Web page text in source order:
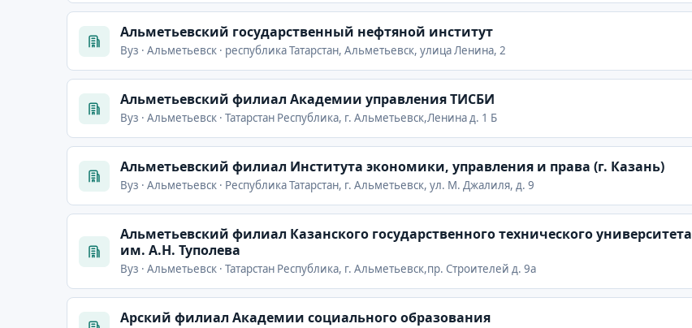
Альметьевский государственный нефтяной институт
Вуз · Альметьевск · республика Татарстан, Альметьевск, улица Ленина, 2
Альметьевский филиал Академии управления ТИСБИ
Вуз · Альметьевск · Татарстан Республика, г. Альметьевск,Ленина д. 1 Б
Альметьевский филиал Института экономики, управления и права (г. Казань)
Вуз · Альметьевск · Республика Татарстан, г. Альметьевск, ул. М. Джалиля, д. 9
Альметьевский филиал Казанского государственного технического университета
им. А.Н. Туполева
Вуз · Альметьевск · Татарстан Республика, г. Альметьевск,пр. Строителей д. 9а
Арский филиал Академии социального образования